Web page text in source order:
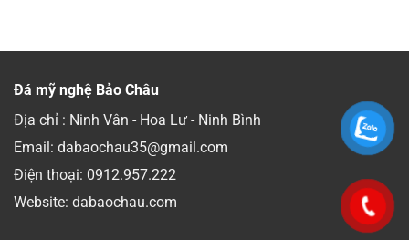
Đá mỹ nghệ Bảo Châu
Địa chỉ : Ninh Vân - Hoa Lư - Ninh Bình
Email: dabaochau35@gmail.com
Điện thoại: 0912.957.222
Website: dabaochau.com